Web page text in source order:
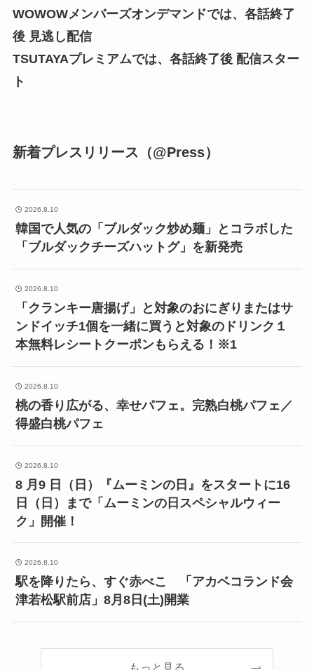
WOWOWメンバーズオンデマンドでは、各話終了
後 見逃し配信
TSUTAYAプレミアムでは、各話終了後 配信スター
ト
新着プレスリリース（@Press）
2026.8.10
韓国で人気の「ブルダック炒め麺」とコラボした
「ブルダックチーズハットグ」を新発売
2026.8.10
「クランキー唐揚げ」と対象のおにぎりまたはサ
ンドイッチ1個を一緒に買うと対象のドリンク１
本無料レシートクーポンもらえる！※1
2026.8.10
桃の香り広がる、幸せパフェ。完熟白桃パフェ／
得盛白桃パフェ
2026.8.10
8 月9 日（日）『ムーミンの日』をスタートに16
日（日）まで「ムーミンの日スペシャルウィー
ク」開催！
2026.8.10
駅を降りたら、すぐ赤べこ 「アカベコランド会
津若松駅前店」8月8日(土)開業
もっと見る